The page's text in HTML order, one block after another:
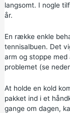
langsomt. I nogle
år.
En række enkle
tennisalbuen. Det
arm og stoppe
problemet (se
At holde en kold
pakket ind i et
gange om dagen,